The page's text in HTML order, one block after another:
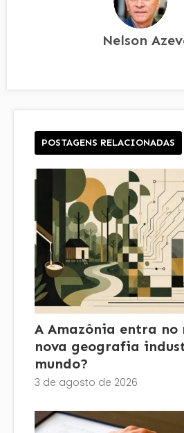
Nelson
POSTAGENS RELACIONADAS
A Amazônia entra no
nova geografia
mundo?
3 de agosto de 2026